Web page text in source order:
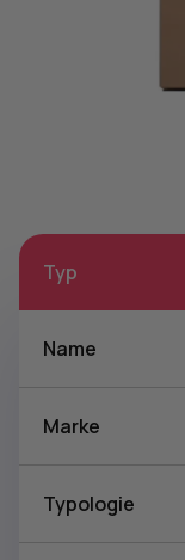
Typ
Name
Marke
Typologie